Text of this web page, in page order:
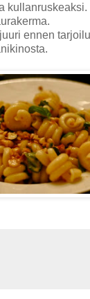
kullanruskeaksi.
ennen